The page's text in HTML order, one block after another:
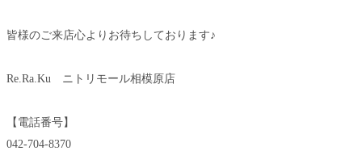
皆様のご来店心よりお待ちしております♪
Re.Ra.Ku ニトリモール相模原店
【電話番号】
042-704-8370